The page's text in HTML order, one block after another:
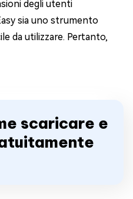
degli utenti
sia uno strumento
da utilizzare. Pertanto,
scaricare e